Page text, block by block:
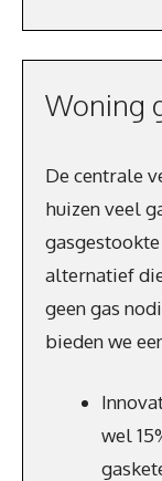
Woning
De centrale
huizen veel
alternatief
geen gas
bieden we
wel